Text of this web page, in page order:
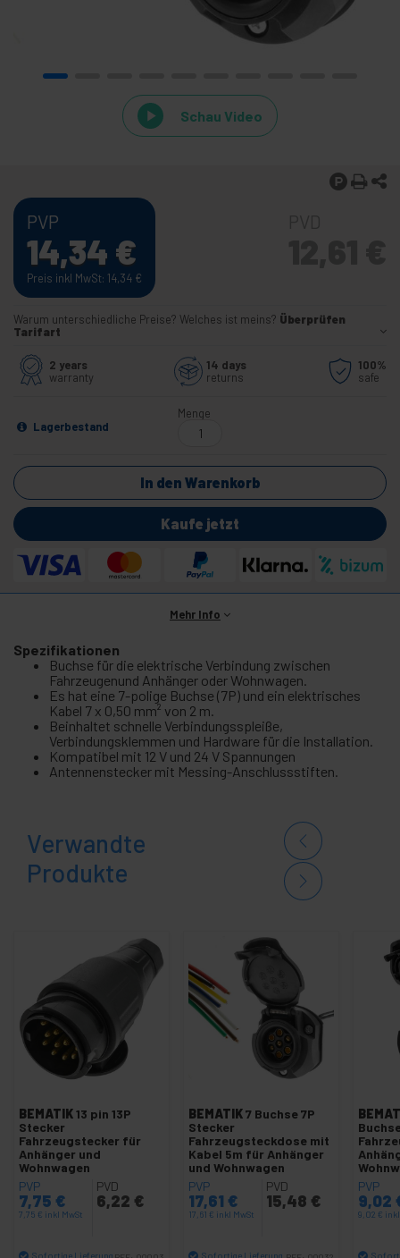
Schau Video
PVP
14,34 €
Preis inkl MwSt: 14,34 €
Warum unterschiedliche Preise? Welches ist meins? Überprüfen
Tarifart
2 years
warranty
14 days
returns
100%
safe
Lagerbestand
Menge
In den Warenkorb
Kaufe jetzt
Mehr Info
Spezifikationen
Buchse für die elektrische Verbindung zwischen
Fahrzeugenund Anhänger oder Wohnwagen.
Es hat eine 7-polige Buchse (7P) und ein elektrisches
Kabel 7 x 0,50 mm² von 2 m.
Beinhaltet schnelle Verbindungsspleiße,
Verbindungsklemmen und Hardware für die Installation.
Kompatibel mit 12 V und 24 V Spannungen
Antennenstecker mit Messing-Anschlussstiften.
Verwandte
Produkte
BEMATIK13 pin 13P
Stecker
Fahrzeugstecker für
Anhänger und
Wohnwagen
PVP
7,75 €
7,75 € inkl MwSt
PVD
6,22 €
Sofortige Lieferung
BEMATIK7 Buchse 7P
Stecker
Fahrzeugsteckdose mit
Kabel 5m für Anhänger
und Wohnwagen
PVP
17,61 €
17,61 € inkl MwSt
PVD
15,48 €
Sofortige Lieferung
PVP
9,02
9,02 €